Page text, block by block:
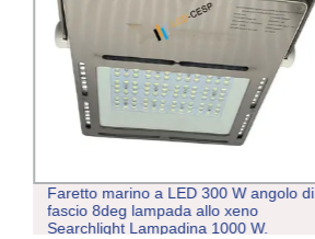
Faretto marino a LED 300 W angolo di
fascio 8deg lampada allo xeno
Searchlight Lampadina 1000 W.